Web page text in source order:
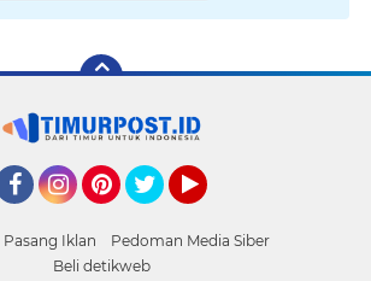
Pasang Iklan
Pedoman Media Siber
Beli detikweb